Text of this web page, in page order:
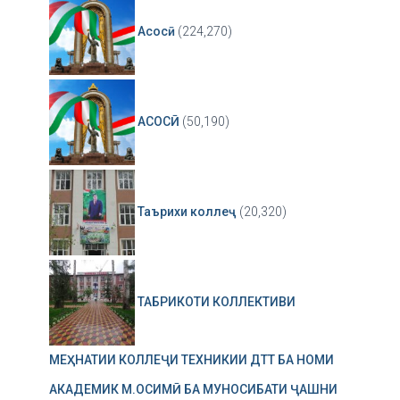
Асосӣ (224,270)
АСОСӢ (50,190)
Таърихи коллеҷ (20,320)
ТАБРИКОТИ КОЛЛЕКТИВИ
МЕҲНАТИИ КОЛЛЕҶИ ТЕХНИКИИ ДТТ БА НОМИ
АКАДЕМИК М.ОСИМӢ БА МУНОСИБАТИ ҶАШНИ